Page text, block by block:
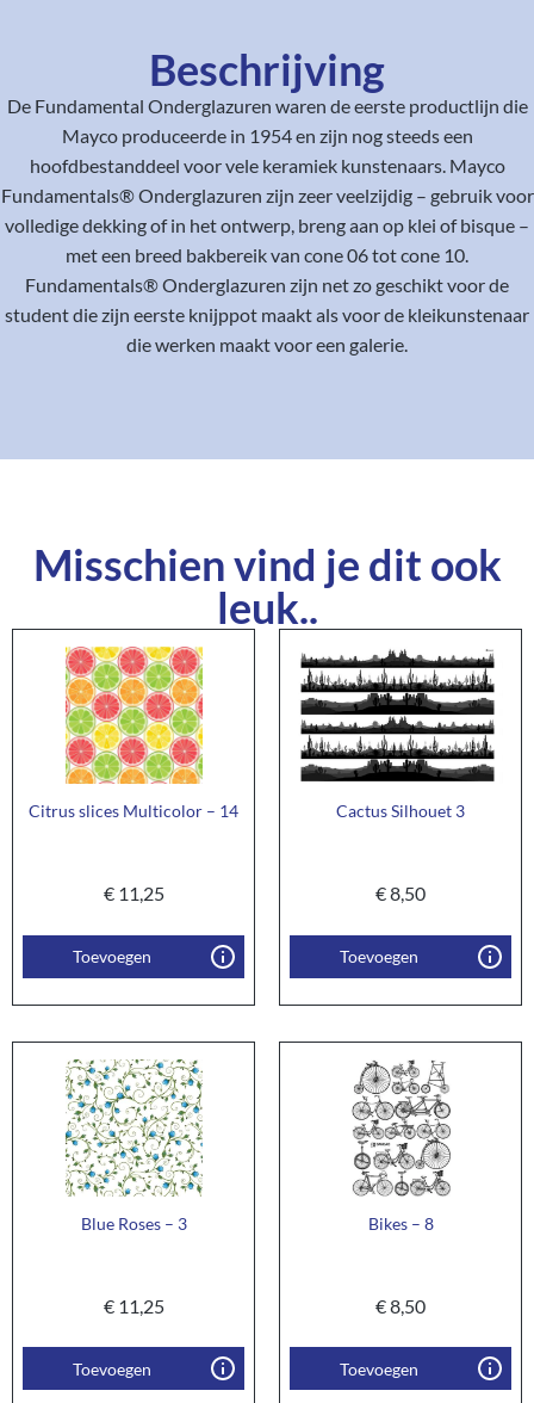
Beschrijving
De Fundamental Onderglazuren waren de eerste productlijn die
Mayco produceerde in 1954 en zijn nog steeds een
hoofdbestanddeel voor vele keramiek kunstenaars. Mayco
Fundamentals® Onderglazuren zijn zeer veelzijdig – gebruik voor
volledige dekking of in het ontwerp, breng aan op klei of bisque –
met een breed bakbereik van cone 06 tot cone 10.
Fundamentals® Onderglazuren zijn net zo geschikt voor de
student die zijn eerste knijppot maakt als voor de kleikunstenaar
die werken maakt voor een galerie.
Misschien vind je dit ook
leuk..
Citrus slices Multicolor – 14
€11,25
Toevoegen
Cactus Silhouet 3
€8,50
Toevoegen
Blue Roses – 3
€11,25
Toevoegen
Bikes – 8
€8,50
Toevoegen